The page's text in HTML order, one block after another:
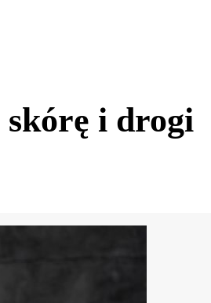
skórę i drogi